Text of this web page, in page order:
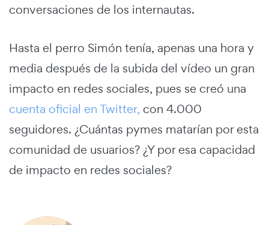
conversaciones de los internautas.
Hasta el perro Simón tenía, apenas una hora y
media después de la subida del vídeo un gran
impacto en redes sociales, pues se creó una
cuenta oficial en Twitter, con 4.000
seguidores. ¿Cuántas pymes matarían por esta
comunidad de usuarios? ¿Y por esa capacidad
de impacto en redes sociales?